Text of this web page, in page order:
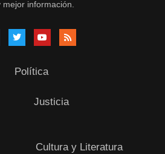
información.
Política
Justicia
Cultura y Literatura